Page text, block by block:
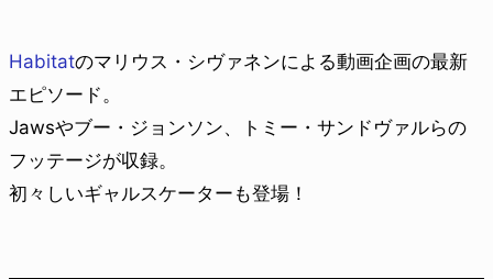
Habitatのマリウス・シヴァネンによる動画企画の最新
エピソード。
Jawsやブー・ジョンソン、トミー・サンドヴァルらの
フッテージが収録。
初々しいギャルスケーターも登場！